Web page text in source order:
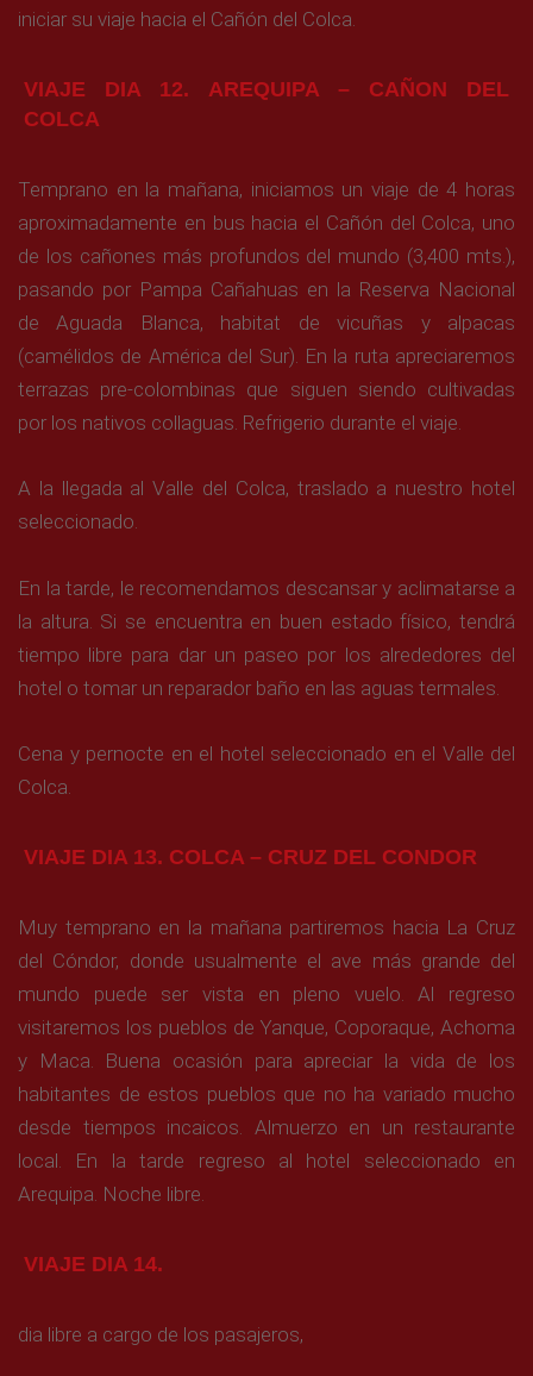
iniciar su viaje hacia el Cañón del Colca.
VIAJE DIA 12. AREQUIPA – CAÑON DEL
COLCA
Temprano en la mañana, iniciamos un viaje de 4 horas
aproximadamente en bus hacia el Cañón del Colca, uno
de los cañones más profundos del mundo (3,400 mts.),
pasando por Pampa Cañahuas en la Reserva Nacional
de Aguada Blanca, habitat de vicuñas y alpacas
(camélidos de América del Sur). En la ruta apreciaremos
terrazas pre-colombinas que siguen siendo cultivadas
por los nativos collaguas. Refrigerio durante el viaje.
A la llegada al Valle del Colca, traslado a nuestro hotel
seleccionado.
En la tarde, le recomendamos descansar y aclimatarse a
la altura. Si se encuentra en buen estado físico, tendrá
tiempo libre para dar un paseo por los alrededores del
hotel o tomar un reparador baño en las aguas termales.
Cena y pernocte en el hotel seleccionado en el Valle del
Colca.
VIAJE DIA 13. COLCA – CRUZ DEL CONDOR
Muy temprano en la mañana partiremos hacia La Cruz
del Cóndor, donde usualmente el ave más grande del
mundo puede ser vista en pleno vuelo. Al regreso
visitaremos los pueblos de Yanque, Coporaque, Achoma
y Maca. Buena ocasión para apreciar la vida de los
habitantes de estos pueblos que no ha variado mucho
desde tiempos incaicos. Almuerzo en un restaurante
local. En la tarde regreso al hotel seleccionado en
Arequipa. Noche libre.
VIAJE DIA 14.
dia libre a cargo de los pasajeros,